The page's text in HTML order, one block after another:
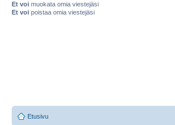
Et voi muokata omia viestejäsi
Et voi poistaa omia viestejäsi
Etusivu